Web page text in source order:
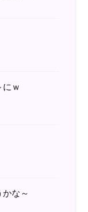
ｗ
な～